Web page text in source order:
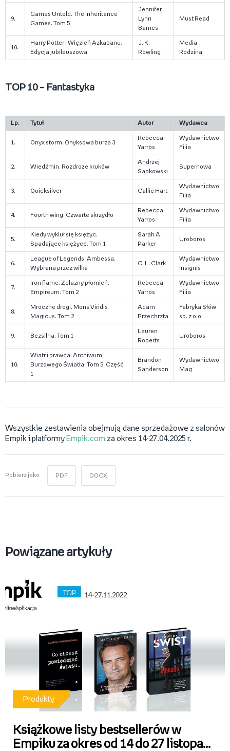
9.
Games Untold. The Inheritance
Games. Tom 5
Jennifer
Lynn
Barnes
Must Read
10.
Harry Potter i Więzień Azkabanu.
Edycja jubileuszowa
J. K.
Rowling
Media
Rodzina
TOP 10 – Fantastyka
Lp. Tytuł Autor Wydawca
1. Onyx storm. Onyksowa burza 3
Rebecca
Yarros
Wydawnictwo
Filia
2. Wiedźmin. Rozdroże kruków
Andrzej
Sapkowski
Supernowa
3. Quicksilver Callie Hart
Wydawnictwo
Filia
4. Fourth wing. Czwarte skrzydło
Rebecca
Yarros
Wydawnictwo
Filia
5.
Kiedy wykluł się księżyc.
Spadające księżyce. Tom 1
Sarah A.
Parker
Uroboros
6.
League of Legends. Ambessa.
Wybrana przez wilka
C. L. Clark
Wydawnictwo
Insignis
7.
Iron flame. Żelazny płomień.
Empireum. Tom 2
Rebecca
Yarros
Wydawnictwo
Filia
8.
Mroczne drogi. Mons Viridis
Magicus. Tom 2
Adam
Przechrzta
Fabryka Słów
sp. z o.o.
9. Bezsilna. Tom 1
Lauren
Roberts
Uroboros
10.
Wiatr i prawda. Archiwum
Burzowego Światła. Tom 5. Część
1
Brandon
Sanderson
Wydawnictwo
Mag
Wszystkie zestawienia obejmują dane sprzedażowe z salonów
Empik i platformy Empik.com za okres 14-27.04.2025 r.
Pobierz jako PDF DOCX
Powiązane artykuły
Produkty
Książkowe listy bestsellerów w
Empiku za okres od 14 do 27 listopada